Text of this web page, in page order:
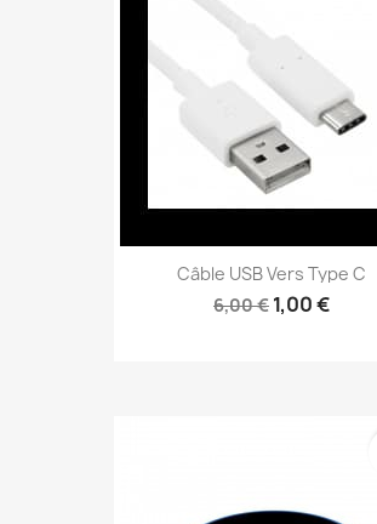
Câble USB Vers Type C
6,00 € 1,00 €